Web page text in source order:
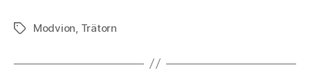
EtiketterModvion Trätorn